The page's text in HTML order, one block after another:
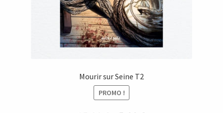
Mourir sur Seine T2
PROMO !